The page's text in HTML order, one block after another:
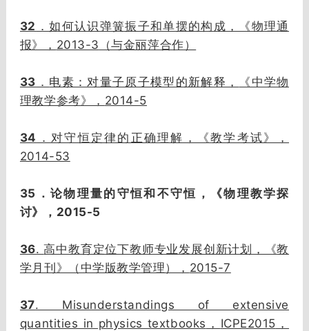
32 ．如何认识弹簧振子和单摆的构成，《物理通
报》， 2013-3 （与金丽萍合作）
33 ． 电素：对量子原子模型的新解释，
《中学物
理教学参考》， 2014-5
34 ．对守恒定律的正确理解，《教学考试》，
2014-53
35 ．论物理量的守恒和不守恒，《物理教学探
讨》， 2015-5
36.高中教育定位下教师专业发展创新计划，《教
学月刊》（中学版教学管理）， 2015-7
37. Misunderstandings of extensive
quantities in physics textbooks ， ICPE2015 ，